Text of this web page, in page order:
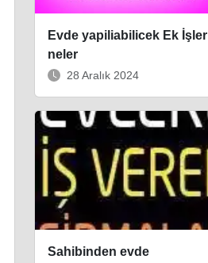
Evde yapiliabilicek Ek İşler
neler
28 Aralık 2024
Sahibinden evde